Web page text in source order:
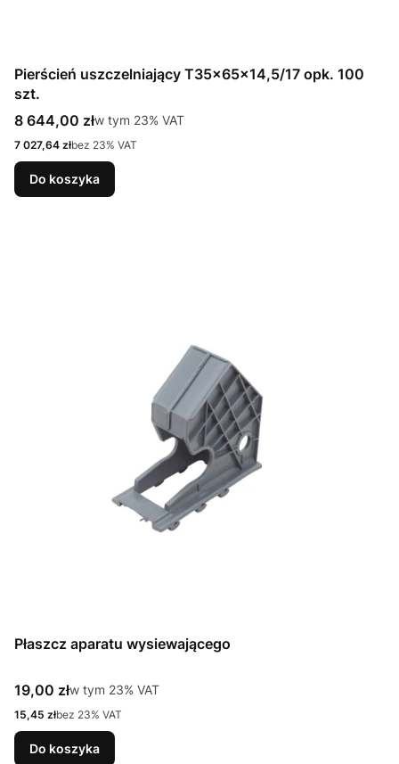
Pierścień uszczelniający T35x65x14,5/17 opk. 100
szt.
Cena brutto
8 644,00 złw tym %s VAT
w tym 23% VAT
Cena netto
7 027,64 złbez 23% VAT
Do koszyka
Płaszcz aparatu wysiewającego
Cena brutto
19,00 złw tym %s VAT
w tym 23% VAT
Cena netto
15,45 złbez 23% VAT
Do koszyka